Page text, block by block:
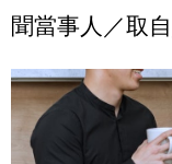
聞當事人／取自